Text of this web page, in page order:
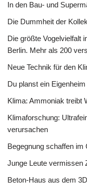
In den Bau- und
Die Dummheit der
Die größte Vogelvielfalt
Berlin. Mehr als 200
Neue Technik für den
Du planst ein
Klima: Ammoniak treibt
Klimaforschung:
verursachen
Begegnung schaffen im
Junge Leute vermissen
Beton-Haus aus dem